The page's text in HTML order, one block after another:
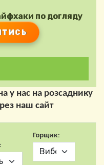
по догляду
у нас на розсаднику
наш сайт
Горщик: